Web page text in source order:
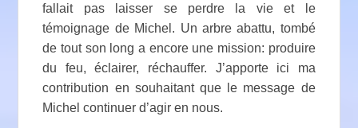
fallait pas laisser se perdre la vie et le
témoignage de Michel. Un arbre abattu, tombé
de tout son long a encore une mission: produire
du feu, éclairer, réchauffer. J’apporte ici ma
contribution en souhaitant que le message de
Michel continuer d’agir en nous.